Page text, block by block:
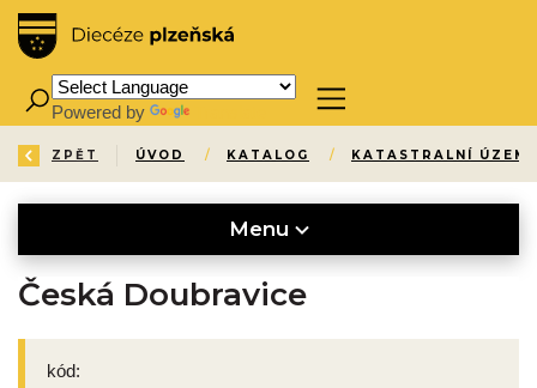
Powered by
ZPĚT ÚVOD / KATALOG / KATASTRALNÍ ÚZEMÍ
Menu
Česká Doubravice
kód: